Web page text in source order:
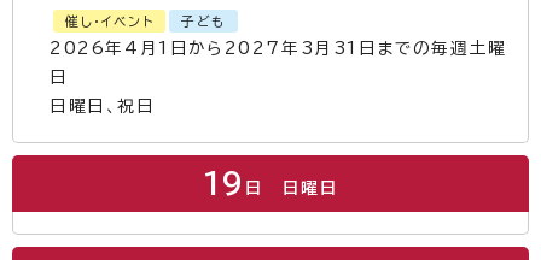
催し・イベント 子ども
2026年4月1日から2027年3月31日までの毎週土曜
日
日曜日、祝日
19 日 日曜日